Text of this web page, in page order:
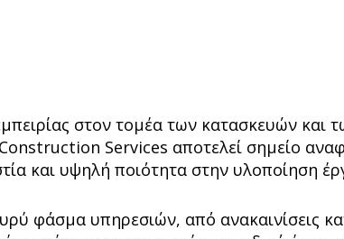
στον τομέα των κατασκευών και
Services αποτελεί σημείο
και υψηλή ποιότητα στην υλοποίηση
φάσμα υπηρεσιών, από ανακαινίσεις